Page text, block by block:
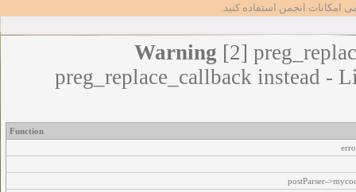
امکانات انجمن استفاده کنید.
Warning [2]
preg_replace_callback instead -
Function
postParser-